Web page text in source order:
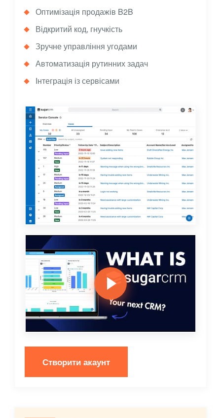
Оптимізація продажів B2B
Відкритий код, гнучкість
Зручне управління угодами
Автоматизація рутинних задач
Інтеграція із сервісами
Створити акаунт